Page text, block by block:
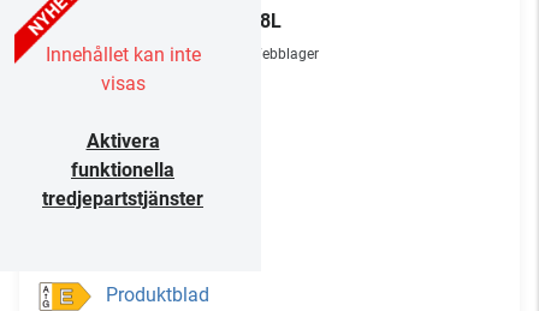
Innehållet kan inte
visas
Aktivera
funktionella
tredjepartstjänster
85P8L
Webblager
E Produktblad